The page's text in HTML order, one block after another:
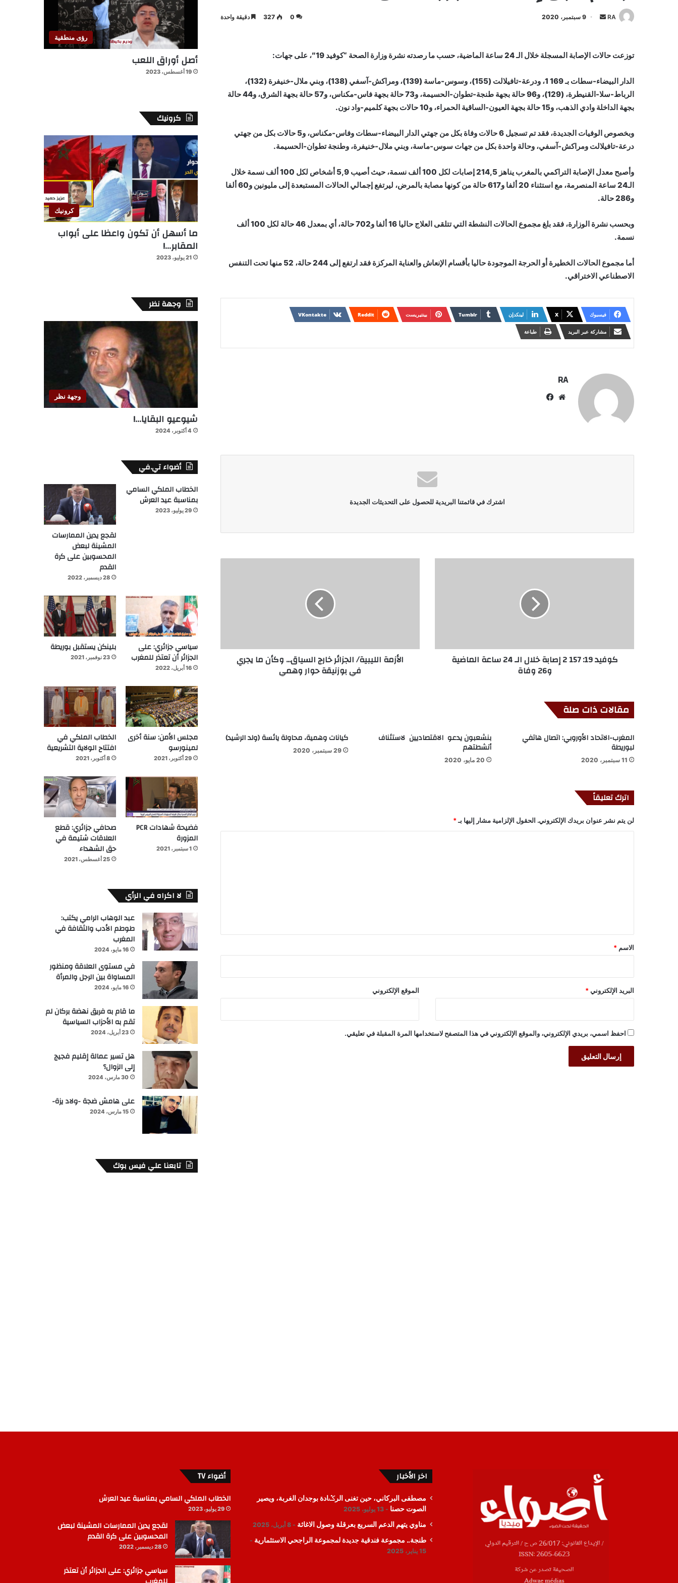
RA
أرسل 9 سبتمبر، 2020 0
327 دقيقة واحدة
توزعت حالات الإصابة المسجلة خلال الـ 24 ساعة الماضية، حسب ما رصدته نشرة وزارة الصحة “كوفيد 19″، على جهات:
الدار البيضاء-سطات بـ 169 1، ودرعة-تافيلالت (155)، وسوس-ماسة (139)، ومراكش-آسفي (138)، وبني ملال-خنيفرة (132)،
الرباط-سلا-القنيطرة، (129)، و96 حالة بجهة طنجة-تطوان-الحسيمة، و73 حالة بجهة فاس-مكناس، و57 حالة بجهة الشرق، و44 حالة
بجهة الداخلة وادي الذهب، و15 حالة بجهة العيون-الساقية الحمراء، و10 حالات بجهة كلميم-واد نون.
وبخصوص الوفيات الجديدة، فقد تم تسجيل 6 حالات وفاة بكل من جهتي الدار البيضاء-سطات وفاس-مكناس، و5 حالات بكل من جهتي
درعة-تافيلالت ومراكش-آسفي، وحالة واحدة بكل من جهات سوس-ماسة، وبني ملال-خنيفرة، وطنجة تطوان-الحسيمة.
وأصبح معدل الإصابة التراكمي بالمغرب يناهز 214,5 إصابات لكل 100 ألف نسمة، حيث أصيب 5,9 أشخاص لكل 100 ألف نسمة خلال
الـ24 ساعة المنصرمة، مع استثناء 20 ألفا و617 حالة من كونها مصابة بالمرض، ليرتفع إجمالي الحالات المستبعدة إلى مليونين و60 ألفا
و286 حالة.
وبحسب نشرة الوزارة، فقد بلغ مجموع الحالات النشطة التي تتلقى العلاج حاليا 16 ألفا و702 حالة، أي بمعدل 46 حالة لكل 100 ألف
نسمة.
أما مجموع الحالات الخطيرة أو الحرجة الموجودة حاليا بأقسام الإنعاش والعناية المركزة فقد ارتفع إلى 244 حالة، 52 منها تحت التنفس
الاصطناعي الاختراقي.
فيسبوك X لينكدإن بينتيريست
مشاركة عبر البريد طباعة
RA
موقع
اشترك في قائمتنا البريدية للحصول على التحديثات الجديدة
كوفيد 19: 157 2 إصابة خلال الـ 24 ساعة الماضية
و26 وفاة
الأزمة الليبية/ الجزائر خارج السياق... وكأن ما يجري
في بوزنيقة حوار وهمي
مقالات ذات صلة
المغرب-الاتحاد الأوروبي: اتصال هاتفي
لبوريطة
11 سبتمبر، 2020
بنشعبون يدعو الاقتصاديين لاستئناف
أنشطتهم
20 مايو، 2020
كيانات وهمية، محاولة يائسة (ولد الرشيد)
29 سبتمبر، 2020
اترك تعليقاً
لن يتم نشر عنوان بريدك الإلكتروني. الحقول الإلزامية مشار إليها بـ*
*
الاسم *
البريد الإلكتروني * الموقع الإلكتروني
احفظ اسمي، بريدي الإلكتروني، والموقع الإلكتروني في هذا المتصفح لاستخدامها المرة المقبلة في تعليقي.
رؤى منطقية
أصل أوراق اللعب
19 أغسطس، 2023
كرونيك
كرونيك
ما أسهل أن تكون واعظا على أبواب
المقابر…!
21 يوليو، 2023
وجهة نظر
وجهة نظر
شيوعيو البقايا…!
4 أكتوبر، 2024
أضواء تي.في
الخطاب الملكي السامي
بمناسبة عيد العرش
29 يوليو، 2023
لقجع يدين الممارسات
المشينة لبعض
المحسوبين على كرة
القدم
28 ديسمبر، 2022
سياسي جزائري: على
الجزائر أن تعتذر للمغرب
16 أبريل، 2022
بلينكن يستقبل بوريطة
23 نوفمبر، 2021
مجلس الأمن: سنة أخرى
لمينورسو
29 أكتوبر، 2021
الخطاب الملكي في
افتتاح الولاية التشريعية
8 أكتوبر، 2021
فضيحة شهادات PCR
المزورة
1 سبتمبر، 2021
صحافي جزائري: قطع
العلاقات شتيمة في
حق الشهداء
25 أغسطس، 2021
لا اكراه في الرأي
عبد الوهاب الرامي يكتب:
طوطم الأدب والثقافة في
المغرب
16 مايو، 2024
في مستوى العلاقة ومنظور
المساواة بين الرجل والمرأة
16 مايو، 2024
ما قام به فريق نهضة بركان لم
تقم به الأحزاب السياسية
23 أبريل، 2024
هل تسير عمالة إقليم فجيج
إلى الزوال؟
30 مارس، 2024
على هامش ضجة -ولاد يزة-
15 مارس، 2024
تابعنا علي فيس بوك
اخر الأخبار
مصطفى البركاني، حين تغنى الرݣادة بوجدان الغربة، ويصير
الصوت حصنا
13 يوليو، 2025
مناوي يتهم الدعم السريع بعرقلة وصول الاغاثة 8 أبريل، 2025
طنجة.. مجموعة فندقية جديدة لمجموعة الراجحي الاستثمارية
15 يناير، 2025
أضواء TV
الخطاب الملكي السامي بمناسبة عيد العرش
29 يوليو، 2023
لقجع يدين الممارسات المشينة لبعض
المحسوبين على كرة القدم
28 ديسمبر، 2022
سياسي جزائري: على الجزائر أن تعتذر